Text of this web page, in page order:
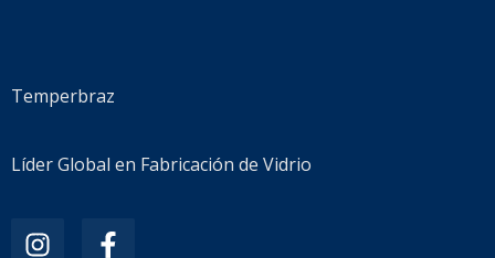
Temperbraz
Líder Global en Fabricación de Vidrio